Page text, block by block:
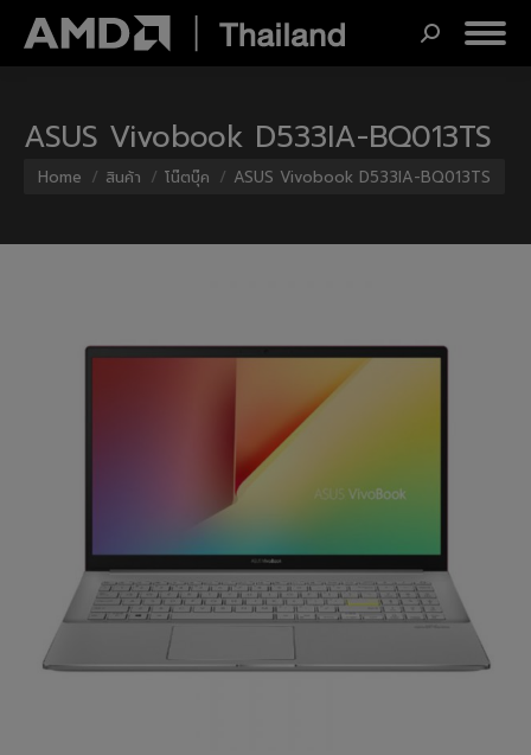
Search:
ASUS Vivobook D533IA-BQ013TS
You are here:
Home สินค้า โน๊ตบุ๊ค ASUS Vivobook D533IA-BQ013TS